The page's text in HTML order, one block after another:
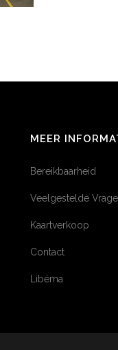
MEER
Bereikbaarheid
Veelgestelde
Kaartverkoop
Contact
Libéma